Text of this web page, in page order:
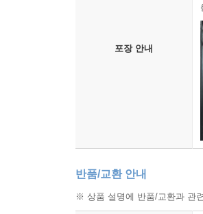
포장 안내
반품/교환 안내
※ 상품 설명에 반품/교환과 관